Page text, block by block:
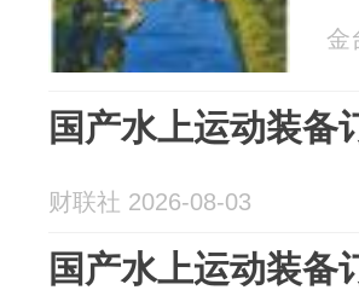
金
国产水上运动装备
财联社 2026-08-03
国产水上运动装备